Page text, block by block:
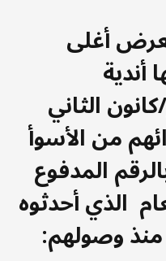
أغلى
أندية
الثاني
من الأسوأ
المدفوع
الذي أحدثوه
وصولهم: